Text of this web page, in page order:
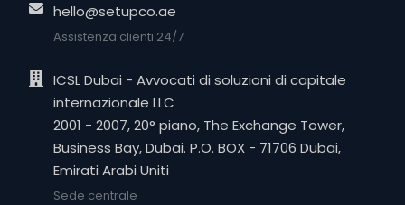
hello@setupco.ae
Assistenza clienti 24/7
ICSL Dubai - Avvocati di soluzioni di capitale
internazionale LLC
2001 - 2007, 20° piano, The Exchange Tower,
Business Bay, Dubai. P.O. BOX - 71706 Dubai,
Emirati Arabi Uniti
Sede centrale